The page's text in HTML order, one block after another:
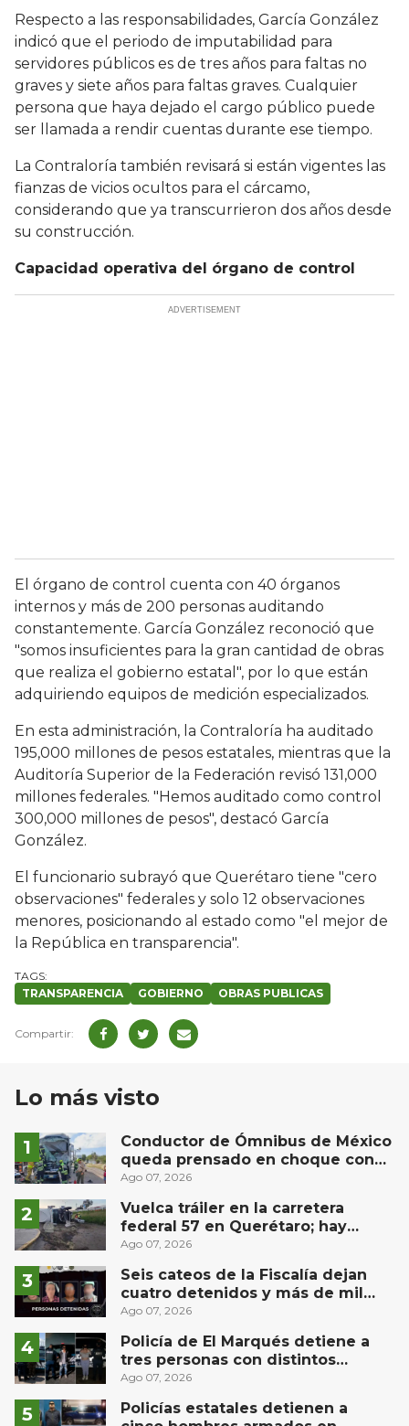
Respecto a las responsabilidades, García González
indicó que el periodo de imputabilidad para
servidores públicos es de tres años para faltas no
graves y siete años para faltas graves. Cualquier
persona que haya dejado el cargo público puede
ser llamada a rendir cuentas durante ese tiempo.
La Contraloría también revisará si están vigentes las
fianzas de vicios ocultos para el cárcamo,
considerando que ya transcurrieron dos años desde
su construcción.
Capacidad operativa del órgano de control
El órgano de control cuenta con 40 órganos
internos y más de 200 personas auditando
constantemente. García González reconoció que
"somos insuficientes para la gran cantidad de obras
que realiza el gobierno estatal", por lo que están
adquiriendo equipos de medición especializados.
En esta administración, la Contraloría ha auditado
195,000 millones de pesos estatales, mientras que la
Auditoría Superior de la Federación revisó 131,000
millones federales. "Hemos auditado como control
300,000 millones de pesos", destacó García
González.
El funcionario subrayó que Querétaro tiene "cero
observaciones" federales y solo 12 observaciones
menores, posicionando al estado como "el mejor de
la República en transparencia".
TRANSPARENCIA GOBIERNO OBRAS PUBLICAS
Lo más visto
Conductor de Ómnibus de México
queda prensado en choque con
materialista en San Juan del Río
Ago 07, 2026
Vuelca tráiler en la carretera
federal 57 en Querétaro; hay
derrame de combustible
Ago 07, 2026
Seis cateos de la Fiscalía dejan
cuatro detenidos y más de mil
dosis aseguradas en Querétaro
Ago 07, 2026
Policía de El Marqués detiene a
tres personas con distintos
narcóticos
Ago 07, 2026
Policías estatales detienen a